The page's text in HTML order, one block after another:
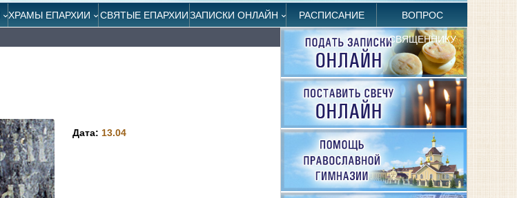
ХРАМЫ ЕПАРХИИ СВЯТЫЕ ЕПАРХИИЗАПИСКИ ОНЛАЙН РАСПИСАНИЕ ВОПРОС
СВЯЩЕННИКУ
Дата: 13.04